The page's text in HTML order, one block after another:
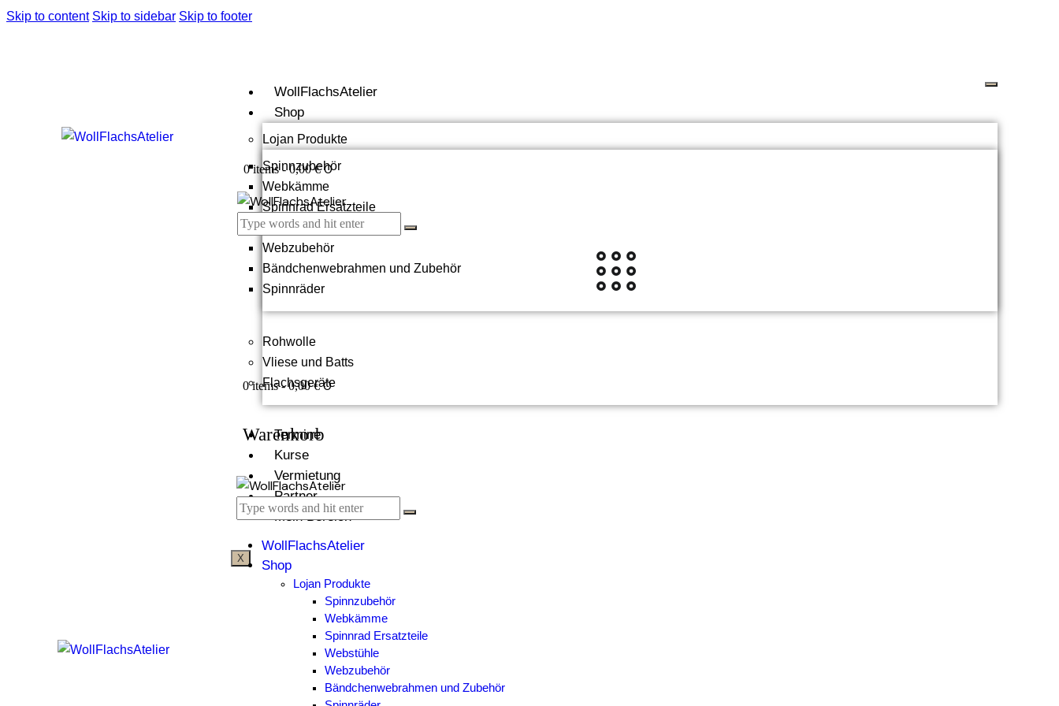
Skip to content Skip to sidebar Skip to footer
WollFlachsAtelier
Shop
Lojan Produkte
Spinnzubehör
Webkämme
Spinnrad Ersatzteile
Webstühle
Webzubehör
Bändchenwebrahmen und Zubehör
Spinnräder
Rohwolle
Vliese und Batts
Flachsgeräte
Termine
Kurse
Vermietung
Partner
Mein Bereich
X
0 items - 0,00 € 0
0 items-0,00 € 0
Warenkorb
WollFlachsAtelier
Shop
Lojan Produkte
Spinnzubehör
Webkämme
Spinnrad Ersatzteile
Webstühle
Webzubehör
Bändchenwebrahmen und Zubehör